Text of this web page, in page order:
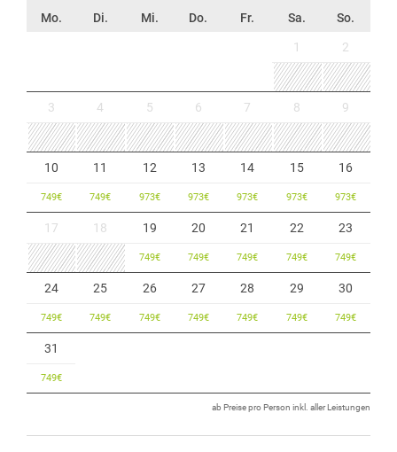
Mo. Di. Mi. Do. Fr. Sa. So.
1 2
3 4 5 6 7 8 9
10
749€
11
749€
12
973€
13
973€
14
973€
15
973€
16
973€
17 18 19
749€
20
749€
21
749€
22
749€
23
749€
24
749€
25
749€
26
749€
27
749€
28
749€
29
749€
30
749€
31
749€
ab Preise pro Person inkl. aller Leistungen